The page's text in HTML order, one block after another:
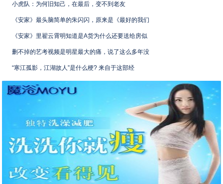
小虎队：为何旧知己，在最后，变不到老友
《安家》最头脑简单的朱闪闪，原来是《最好的我们
《安家》里翟云霄明知道是A货为什么还要送给房似
删不掉的艺考视频是明星最大的痛，说了这么多年没
“寒江孤影，江湖故人”是什么梗? 来自于这部经